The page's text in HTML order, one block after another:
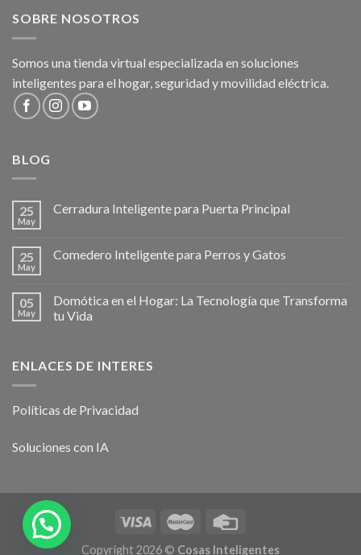
SOBRE NOSOTROS
Somos una tienda virtual especializada en soluciones
inteligentes para el hogar, seguridad y movilidad eléctrica.
BLOG
25
May
Cerradura Inteligente para Puerta Principal
25
May
Comedero Inteligente para Perros y Gatos
05
May
Domótica en el Hogar: La Tecnología que Transforma
tu Vida
ENLACES DE INTERES
Políticas de Privacidad
Soluciones con IA
Copyright 2026 © Cosas Inteligentes